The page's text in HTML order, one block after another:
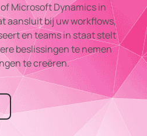
Microsoft Dynamics in
aansluit bij uw workflows,
en teams in staat stelt
beslissingen te nemen
te creëren.